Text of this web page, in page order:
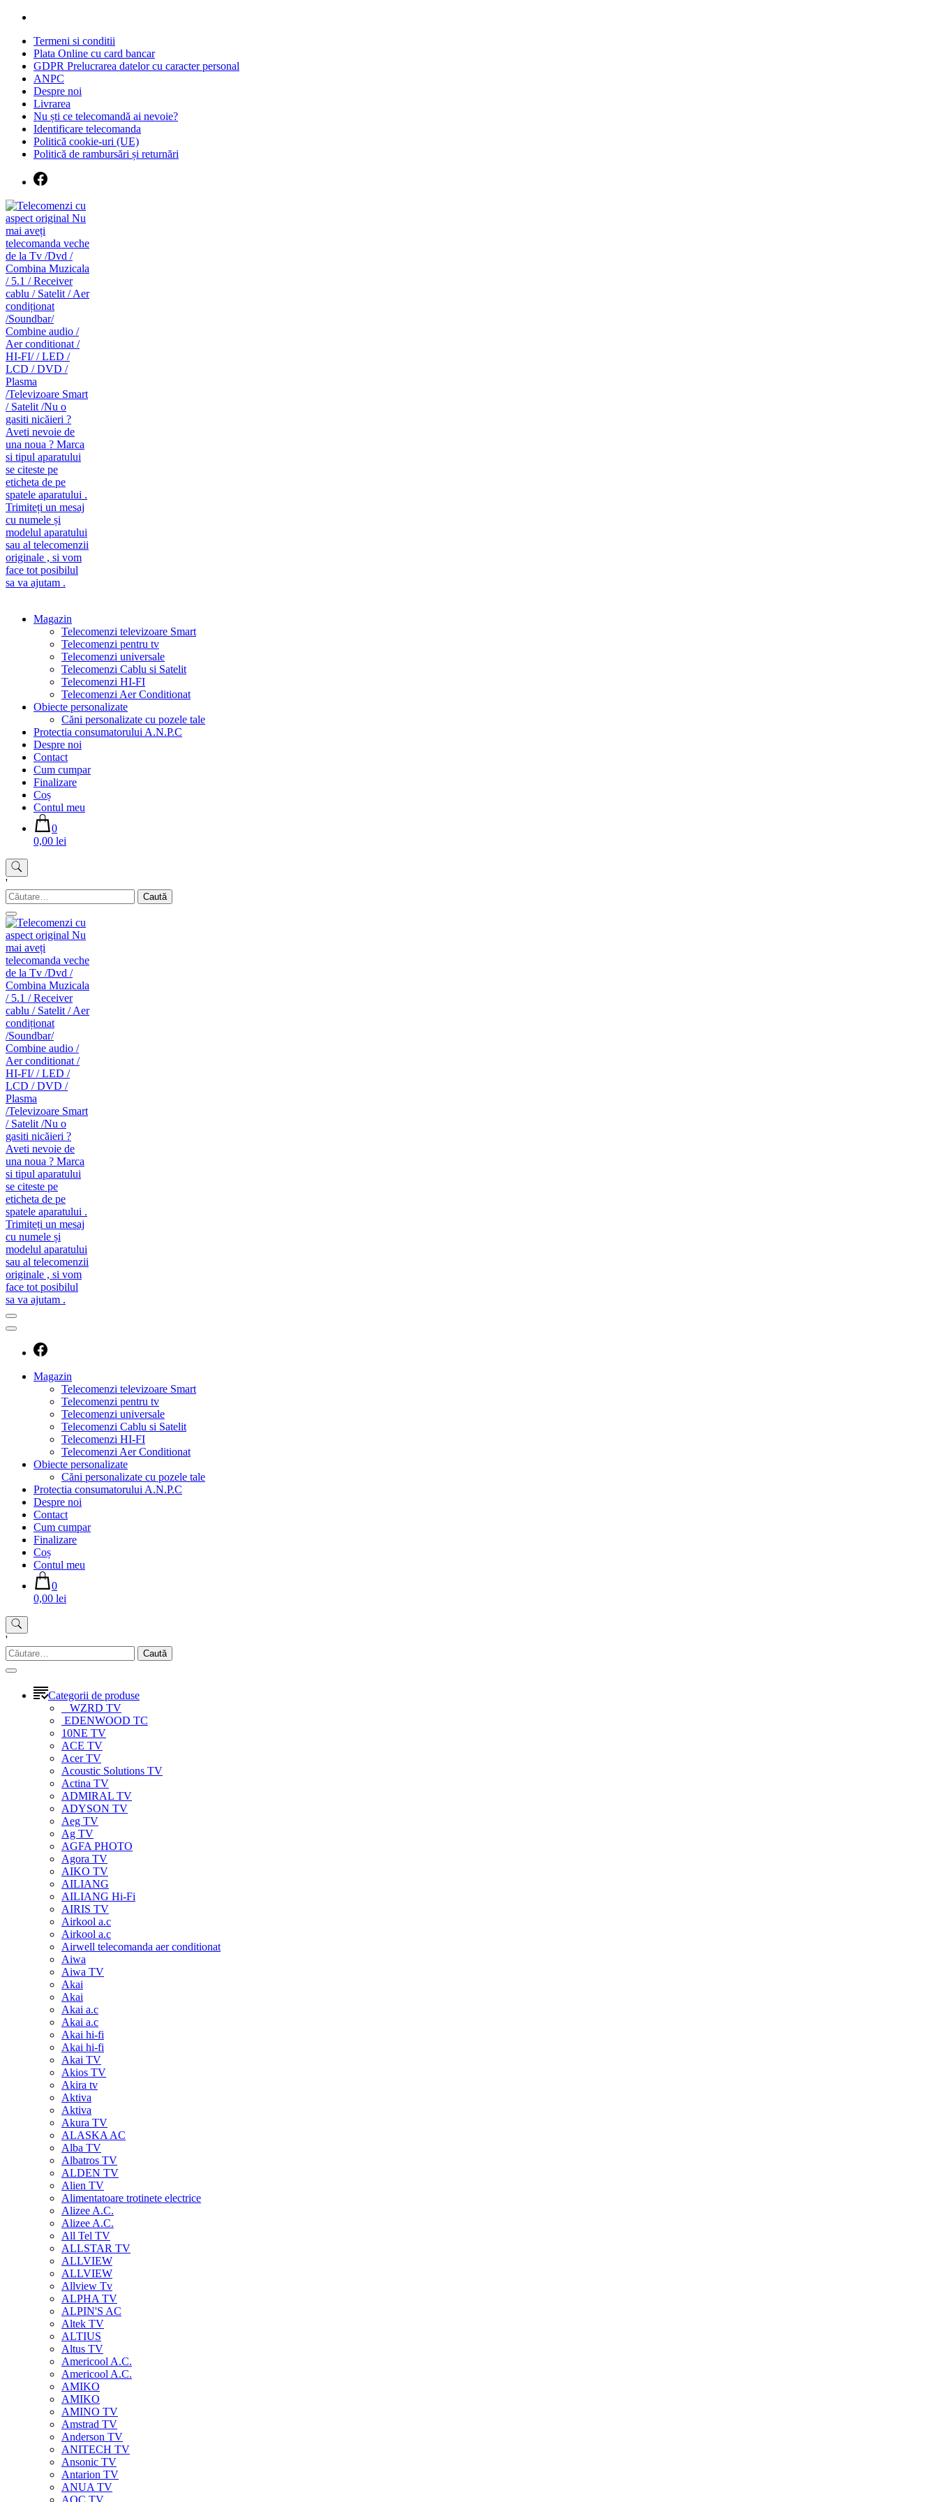
Skip
contentTermeni si conditii
Plata Online cu card bancar
GDPR Prelucrarea datelor cu caracter personal
ANPC
Despre noi
Livrarea
Nu ști ce telecomandă ai nevoie?
Identificare telecomanda
Politică cookie-uri (UE)
Politică de rambursări și returnări
Magazin
Telecomenzi televizoare Smart
Telecomenzi pentru tv
Telecomenzi universale
Telecomenzi Cablu si Satelit
Telecomenzi HI-FI
Telecomenzi Aer Conditionat
Obiecte personalizate
Căni personalizate cu pozele tale
Protectia consumatorului A.N.P.C
Despre noi
Contact
Cum cumpar
Finalizare
Coș
Contul meu
0
0,00 lei
'
Caută
după:
Magazin
Telecomenzi televizoare Smart
Telecomenzi pentru tv
Telecomenzi universale
Telecomenzi Cablu si Satelit
Telecomenzi HI-FI
Telecomenzi Aer Conditionat
Obiecte personalizate
Căni personalizate cu pozele tale
Protectia consumatorului A.N.P.C
Despre noi
Contact
Cum cumpar
Finalizare
Coș
Contul meu
0
0,00 lei
'
Caută
după:
Categorii de produse
WZRD TV
EDENWOOD TC
10NE TV
ACE TV
Acer TV
Acoustic Solutions TV
Actina TV
ADMIRAL TV
ADYSON TV
Aeg TV
Ag TV
AGFA PHOTO
Agora TV
AIKO TV
AILIANG
AILIANG Hi-Fi
AIRIS TV
Airkool a.c
Airkool a.c
Airwell telecomanda aer conditionat
Aiwa
Aiwa TV
Akai
Akai
Akai a.c
Akai a.c
Akai hi-fi
Akai hi-fi
Akai TV
Akios TV
Akira tv
Aktiva
Aktiva
Akura TV
ALASKA AC
Alba TV
Albatros TV
ALDEN TV
Alien TV
Alimentatoare trotinete electrice
Alizee A.C.
Alizee A.C.
All Tel TV
ALLSTAR TV
ALLVIEW
ALLVIEW
Allview Tv
ALPHA TV
ALPIN'S AC
Altek TV
ALTIUS
Altus TV
Americool A.C.
Americool A.C.
AMIKO
AMIKO
AMINO TV
Amstrad TV
Anderson TV
ANITECH TV
Ansonic TV
Antarion TV
ANUA TV
AOC TV